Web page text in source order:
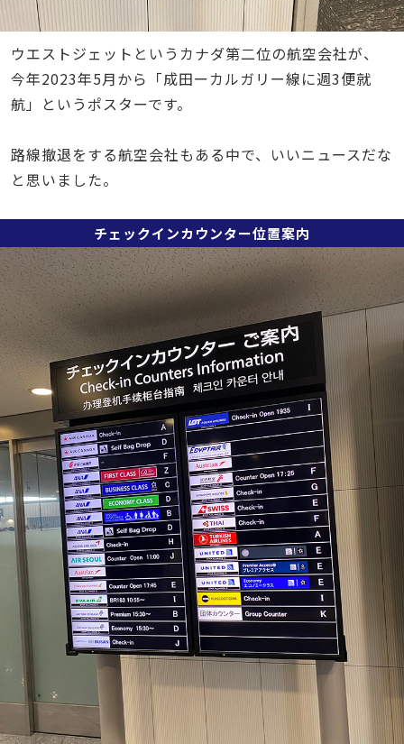
ウエストジェットというカナダ第二位の航空会社が、
今年2023年5月から「成田ーカルガリー線に週3便就
航」というポスターです。
路線撤退をする航空会社もある中で、いいニュースだな
と思いました。
チェックインカウンター位置案内